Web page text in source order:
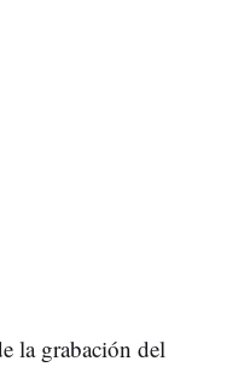
la grabación del